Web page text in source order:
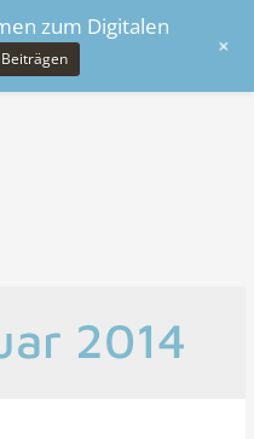
2014
zum Digitalen
+